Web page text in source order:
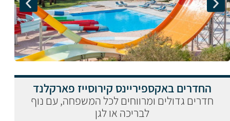
החדרים באקספיריינס קירוסייז פארקלנד
חדרים גדולים ומרווחים לכל המשפחה, עם נוף
לבריכה או לגן